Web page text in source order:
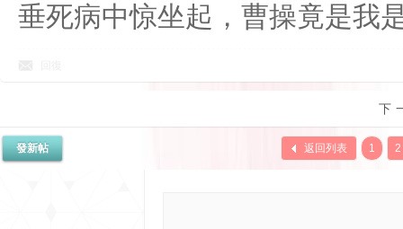
垂死病中惊坐起，曹操竟是我
下
1 2
返回列表
發新帖